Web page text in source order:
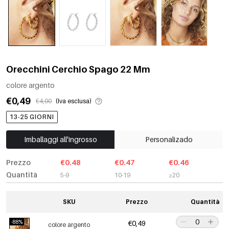
Orecchini Cerchio Spago 22 Mm
colore argento
€0,49 €4,00 (Iva esclusa)
13-25 GIORNI
Imballaggi all'ingrosso Personalizado
Prezzo
Quantità
€0.48
5-9
€0.47
10-19
€0.46
≥20
SKU Prezzo Quantità
-88% colore argento €0,49